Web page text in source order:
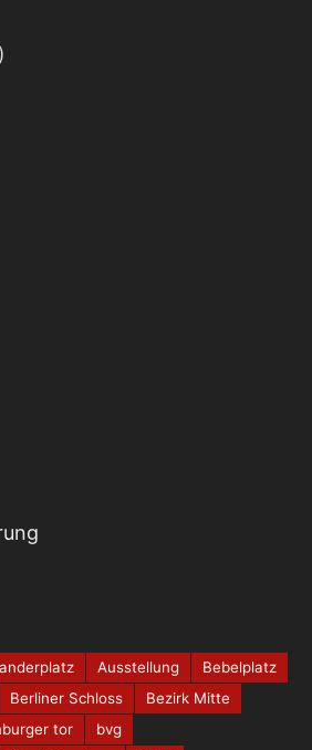
Ausstellung
Bebelplatz
Berliner Schloss
Bezirk Mitte
tor
bvg